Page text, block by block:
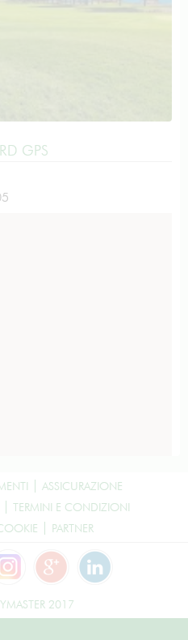
GPS
ASSICURAZIONE
TERMINI E CONDIZIONI
PARTNER
2017